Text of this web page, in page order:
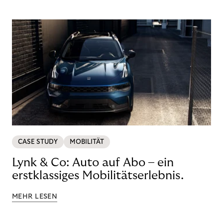
CASE STUDY MOBILITÄT
Lynk & Co: Auto auf Abo – ein
erstklassiges Mobilitätserlebnis.
MEHR LESEN